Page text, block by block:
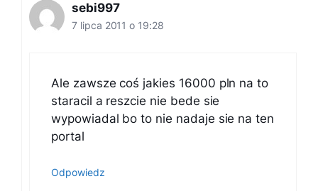
sebi997
7 lipca 2011 o 19:28
Ale zawsze coś jakies 16000 pln na to
staracil a reszcie nie bede sie
wypowiadal bo to nie nadaje sie na ten
portal
Odpowiedz